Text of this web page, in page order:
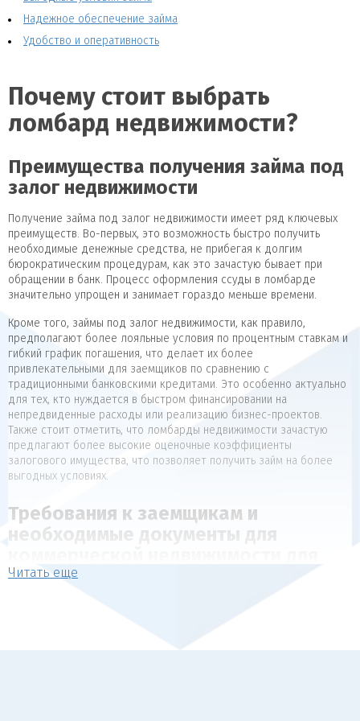
Надежное обеспечение займа
Удобство и оперативность
Почему стоит выбрать
ломбард недвижимости?
Преимущества получения займа под
залог недвижимости
Получение займа под залог недвижимости имеет ряд ключевых
преимуществ. Во-первых, это возможность быстро получить
необходимые денежные средства, не прибегая к долгим
бюрократическим процедурам, как это зачастую бывает при
обращении в банк. Процесс оформления ссуды в ломбарде
значительно упрощен и занимает гораздо меньше времени.
Кроме того, займы под залог недвижимости, как правило,
предполагают более лояльные условия по процентным ставкам и
гибкий график погашения, что делает их более
привлекательными для заемщиков по сравнению с
традиционными банковскими кредитами. Это особенно актуально
для тех, кто нуждается в быстром финансировании на
непредвиденные расходы или реализацию бизнес-проектов.
Также стоит отметить, что ломбарды недвижимости зачастую
предлагают более высокие оценочные коэффициенты
залогового имущества, что позволяет получить займ на более
выгодных условиях.
Требования к заемщикам и
необходимые документы для
коммерческой недвижимости
Читать еще